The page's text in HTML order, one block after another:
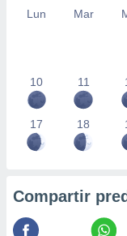
Lun Mar
10 11
17 18
Compartir